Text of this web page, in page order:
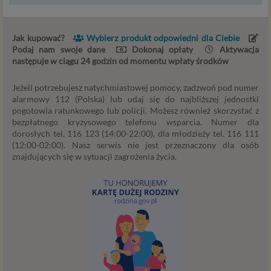
Jak kupować?
Wybierz produkt odpowiedni dla Ciebie
Podaj nam swoje dane
Dokonaj opłaty
Aktywacja
następuje w ciągu 24 godzin od momentu wpłaty środków
Jeżeli potrzebujesz natychmiastowej pomocy, zadzwoń pod numer
alarmowy 112 (Polska) lub udaj się do najbliższej jednostki
pogotowia ratunkowego lub policji. Możesz również skorzystać z
bezpłatnego kryzysowego telefonu wsparcia. Numer dla
dorosłych tel. 116 123 (14:00-22:00), dla młodzieży tel. 116 111
(12:00-02:00). Nasz serwis nie jest przeznaczony dla osób
znajdujących się w sytuacji zagrożenia życia.
podstaw prawnych dla przetwarzania danych, a w
przypadkach korzystania z naszych usług wystąpią, co do
zasady trzy z nich:
wykonania umowy, której jesteś stroną. Umowa to,
w naszym przypadku, regulamin serwisu i
informacje na stronach ofertowych danej usługi.
Jeśli zatem zawieramy z Tobą umowę o realizację
danej usługi, to możemy przetwarzać Twoje dane w
zakresie niezbędnym do realizacji tej umowy. W
dostarczenie tego konta upoważnia nas do
przetwarzania danych niezbędnych do jego
zapewnienia (np. danych podanych przez Ciebie w
profilu tego konta). Bez tej możliwości nie bylibyśmy
w stanie zapewnić Ci usługi, a Ty nie mógłbyś z niej
Niezbędność przetwarzania do celów wynikających